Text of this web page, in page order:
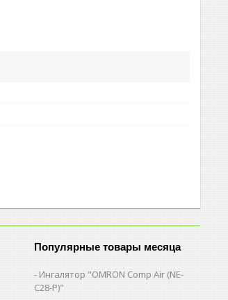
Популярные товары месяца
Ингалятор "OMRON Comp Air (NE-
C28-Р)"